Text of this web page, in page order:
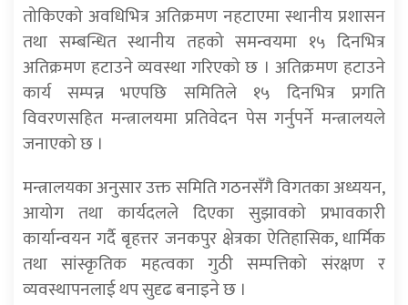
तोकिएको अवधिभित्र अतिक्रमण नहटाएमा स्थानीय प्रशासन
तथा सम्बन्धित स्थानीय तहको समन्वयमा १५ दिनभित्र
अतिक्रमण हटाउने व्यवस्था गरिएको छ । अतिक्रमण हटाउने
कार्य सम्पन्न भएपछि समितिले १५ दिनभित्र प्रगति
विवरणसहित मन्त्रालयमा प्रतिवेदन पेस गर्नुपर्ने मन्त्रालयले
जनाएको छ ।
मन्त्रालयका अनुसार उक्त समिति गठनसँगै विगतका अध्ययन,
आयोग तथा कार्यदलले दिएका सुझावको प्रभावकारी
कार्यान्वयन गर्दै बृहत्तर जनकपुर क्षेत्रका ऐतिहासिक, धार्मिक
तथा सांस्कृतिक महत्वका गुठी सम्पत्तिको संरक्षण र
व्यवस्थापनलाई थप सुदृढ बनाइने छ ।